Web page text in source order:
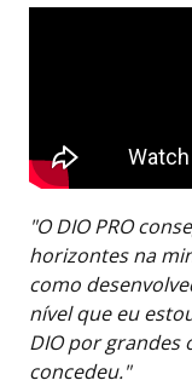
"O DIO PRO
horizontes na
como
nível que eu
DIO por grandes
concedeu."